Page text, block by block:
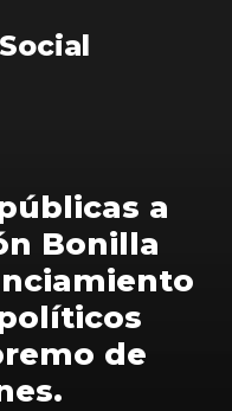
a
Bonilla
de